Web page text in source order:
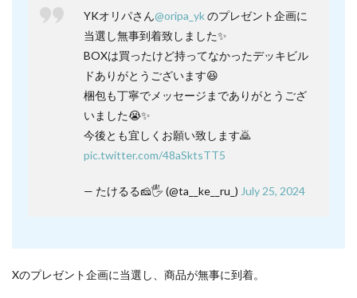
YKオリパさん@oripa_ykのプレゼント企画に
当選し無事到着致しました✨
BOXは買ったけど持ってなかったデッキビル
ドありがとうございます😆
梱包も丁寧でメッセージまでありがとうござ
いました😭✨
今後とも宜しくお願い致します🙇
pic.twitter.com/48aSktsTT5
— たけるる🧀🖐️ (@ta__ke__ru_) July 25, 2024
Xのプレゼント企画に当選し、商品が無事に到着。